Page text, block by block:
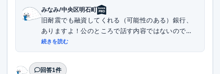
みなみ/中央区明石町
旧耐震でも融資してくれる（可能性のある）銀行、
ありますよ！公のところで話す内容ではないので、
DMい...
続きを読む
回答1件